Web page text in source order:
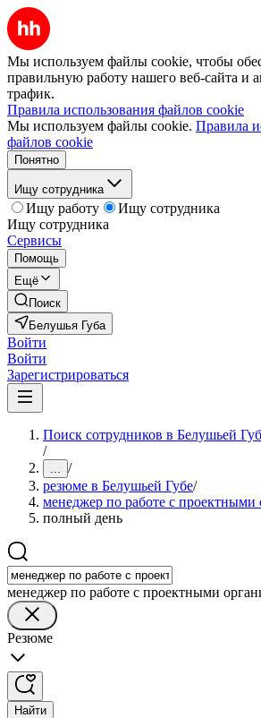
Мы используем файлы cookie, чтобы
правильную работу нашего веб-сайта и
трафик.
Правила использования файлов cookie
Мы используем файлы cookie. Правила
файлов cookie
Понятно
Ищу сотрудника
Ищу работу
Ищу сотрудника
Ищу сотрудника
Сервисы
Помощь
Ещё
Поиск
Белушья Губа
Войти
Войти
Зарегистрироваться
Поиск сотрудников в Белушьей
/
... /
резюме в Белушьей Губе/
менеджер по работе с проектными
полный день
менеджер по работе с проектными
Резюме
Найти